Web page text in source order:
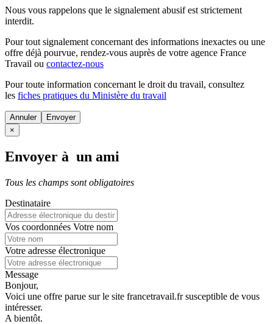
Nous vous rappelons que le signalement abusif est strictement
interdit.
Pour tout signalement concernant des informations inexactes ou une
offre déjà pourvue, rendez-vous auprès de votre agence France
Travail ou contactez-nous
Pour toute information concernant le droit du travail, consultez
les fiches pratiques du Ministère du travail
Annuler
×
Envoyer à un ami
Tous les champs sont obligatoires
Destinataire
Vos coordonnées Votre nom
Votre adresse électronique
Message
Bonjour,
Voici une offre parue sur le site francetravail.fr susceptible de vous
intéresser.
A bientôt.